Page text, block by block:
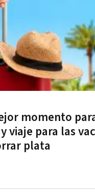
momento
viaje para las
plata